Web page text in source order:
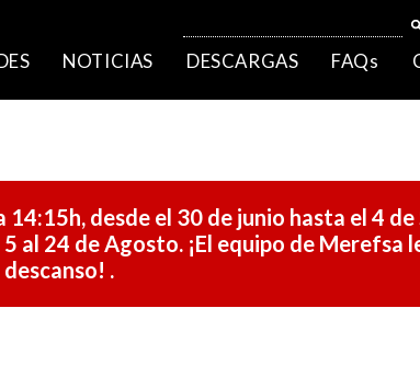
NOTICIAS DESCARGAS FAQs
desde el 30 de junio hasta el 4
al 24 de Agosto. ¡El equipo de Merefsa
descanso! .